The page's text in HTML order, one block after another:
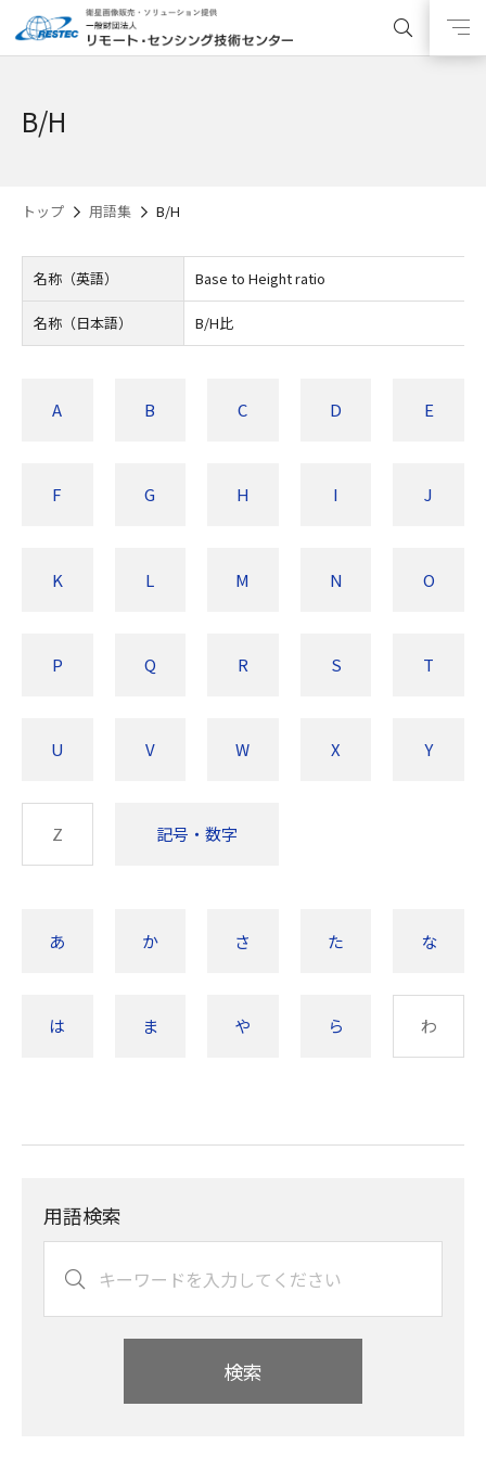
B/H
トップ 用語集 B/H
名称（英語） Base to Height ratio
名称（日本語） B/H比
A B C D E
F G H I J
K L M N O
P Q R S T
U V W X Y
Z 記号・数字
あ か さ た な
は ま や ら わ
用語検索
検索